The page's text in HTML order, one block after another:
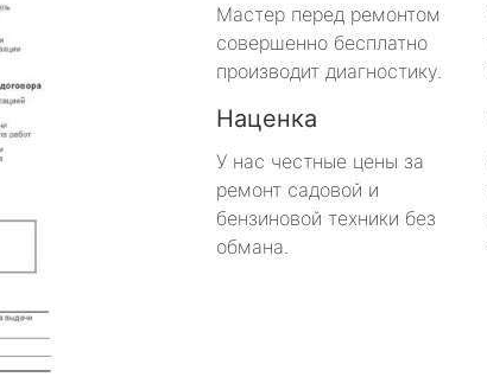
Мастер перед ремонтом
совершенно бесплатно
производит диагностику.
Наценка
У нас честные цены за
ремонт садовой и
бензиновой техники без
обмана.